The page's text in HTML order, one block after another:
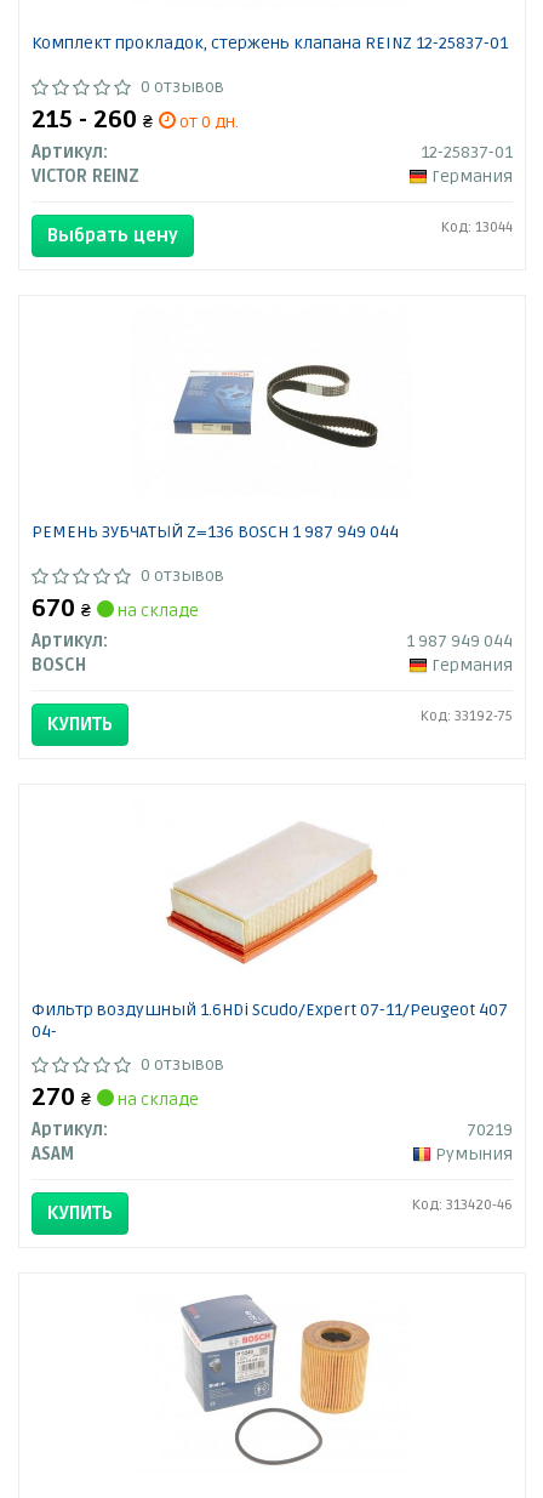
Комплект прокладок, стержень клапана REINZ 12-25837-01
0 отзывов
215 - 260 ₴
от 0 дн.
Артикул:
12-25837-01
VICTOR REINZ
Германия
Выбрать цену Код: 13044
РЕМЕНЬ ЗУБЧАТЫЙ Z=136 BOSCH 1 987 949 044
0 отзывов
670 ₴
на складе
Артикул:
1 987 949 044
BOSCH
Германия
КУПИТЬ Код: 33192-75
Фильтр воздушный 1.6HDi Scudo/Expert 07-11/Peugeot 407
04-
0 отзывов
270 ₴
на складе
Артикул:
70219
ASAM
Румыния
КУПИТЬ Код: 313420-46